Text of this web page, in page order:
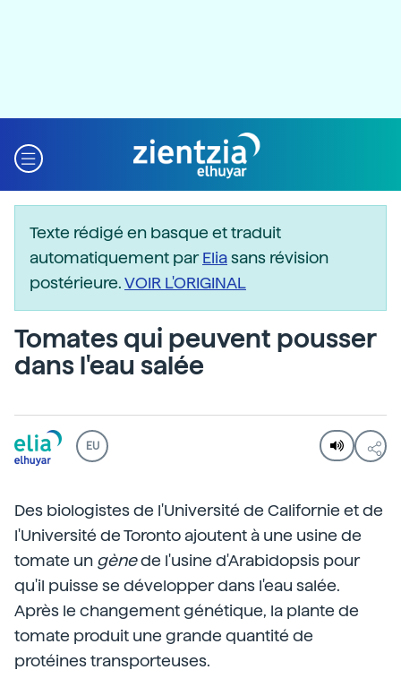
Texte rédigé en basque et traduit
automatiquement parEliasans révision
postérieure.VOIR L'ORIGINAL
Tomates qui peuvent pousser
dans l'eau salée
EU
Des biologistes de l'Université de Californie et de
l'Université de Toronto ajoutent à une usine de
tomate un gènede l'usine d'Arabidopsis pour
qu'il puisse se développer dans l'eau salée.
Après le changement génétique, la plante de
tomate produit une grande quantité de
protéines transporteuses.